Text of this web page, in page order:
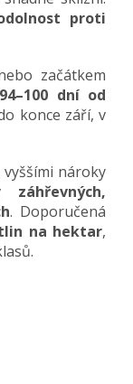
proti
začátkem
94–100 dní od
konce září, v
vyššími nároky
záhřevných,
. Doporučená
na hektar,